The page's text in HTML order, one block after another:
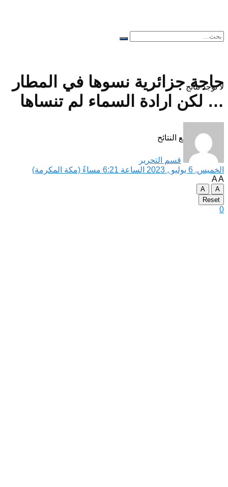
لا توجد نتائج
مشاهدة جميع النتائح
حاجة جزائرية نسوها في المطار
… لكن ارادة السماء لم تنساها
قسم التحرير
الخميس, 6 يوليو , 2023 الساعة 6:21 مساءً (مكة المكرمة)
AA
A
A
Reset
0